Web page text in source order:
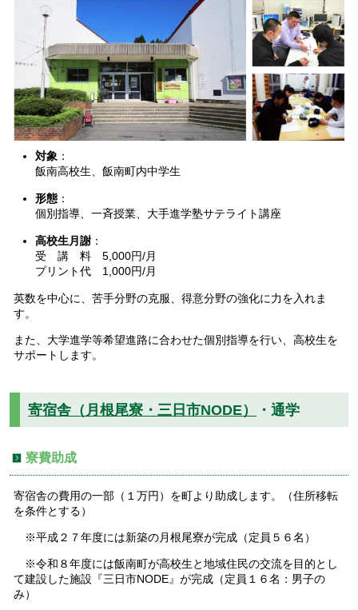
対象 ：
飯南高校生、飯南町内中学生
形態 ：
個別指導、一斉授業、大手進学塾サテライト講座
高校生月謝 ：
受 講 料 5,000円/月
プリント代 1,000円/月
英数を中心に、苦手分野の克服、得意分野の強化に力を入れま
す。
また、大学進学等希望進路に合わせた個別指導を行い、高校生を
サポートします。
寄宿舎（月根尾寮・三日市NODE） ・通学
寮費助成
寄宿舎の費用の一部（１万円）を町より助成します。（住所移転
を条件とする）
※平成２７年度には新築の月根尾寮が完成（定員５６名）
※令和８年度には飯南町が高校生と地域住民の交流を目的とし
て建設した施設『三日市NODE』が完成（定員１６名：男子の
み）